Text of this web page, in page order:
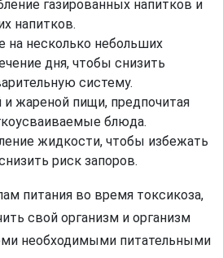
газированных напитков и
напитков.
на несколько небольших
дня, чтобы снизить
систему.
и жареной пищи, предпочитая
блюда.
жидкости, чтобы избежать
риск запоров.
питания во время токсикоза,
свой организм и организм
необходимыми питательными